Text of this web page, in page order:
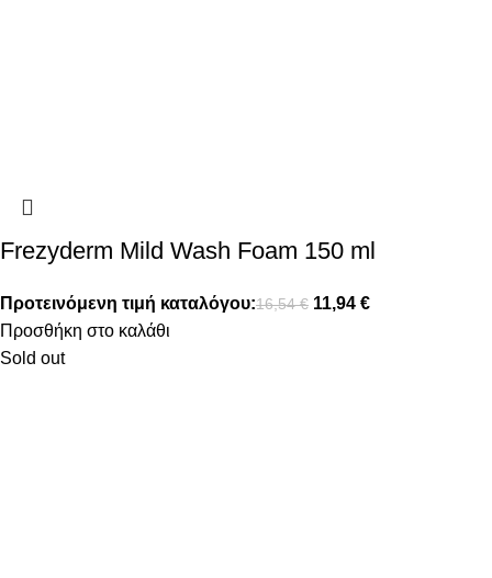
Frezyderm Mild Wash Foam 150 ml
Προτεινόμενη τιμή καταλόγου:16,54€ 11,94 €
Προσθήκη στο καλάθι
Sold out